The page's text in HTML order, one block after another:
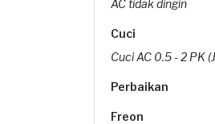
AC tidak dingin
Cuci
Cuci AC 0.5 - 2 PK
Perbaikan
Freon